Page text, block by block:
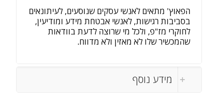
הפאוץ' מתאים לאנשי עסקים שנוסעים, לעיתונאים
בסביבות רגישות, לאנשי אבטחת מידע ומודיעין,
לחוקרי מז"פ, ולכל מי שרוצה לדעת בוודאות
שהמכשיר שלו לא מאזין ולא מדווח.
מידע נוסף